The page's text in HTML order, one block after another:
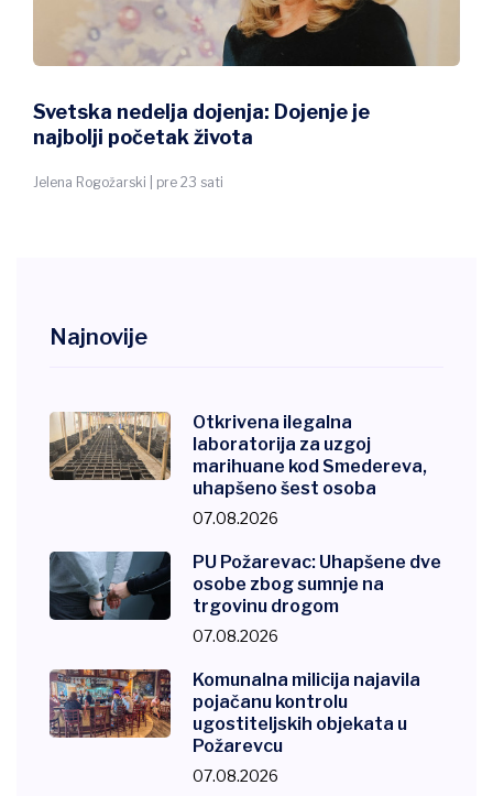
Svetska nedelja dojenja: Dojenje je
najbolji početak života
Jelena Rogožarski | pre 23 sati
Najnovije
Otkrivena ilegalna
laboratorija za uzgoj
marihuane kod Smedereva,
uhapšeno šest osoba
07.08.2026
PU Požarevac: Uhapšene dve
osobe zbog sumnje na
trgovinu drogom
07.08.2026
Komunalna milicija najavila
pojačanu kontrolu
ugostiteljskih objekata u
Požarevcu
07.08.2026